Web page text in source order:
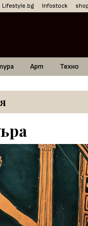
Lifestyle.bg Infostock
Арт Техно